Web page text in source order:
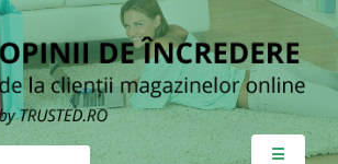
☰